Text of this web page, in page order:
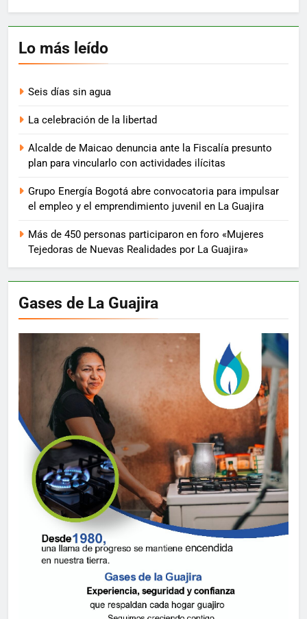
Lo más leído
Seis días sin agua
La celebración de la libertad
Alcalde de Maicao denuncia ante la Fiscalía presunto
plan para vincularlo con actividades ilícitas
Grupo Energía Bogotá abre convocatoria para impulsar
el empleo y el emprendimiento juvenil en La Guajira
Más de 450 personas participaron en foro «Mujeres
Tejedoras de Nuevas Realidades por La Guajira»
Gases de La Guajira